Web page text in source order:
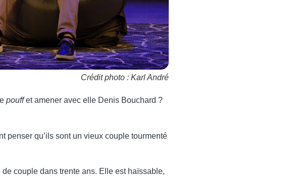
Crédit photo : Karl André
pouffet amener avec elle Denis Bouchard ?
penser qu’ils sont un vieux couple tourmenté
couple dans trente ans. Elle est haïssable,